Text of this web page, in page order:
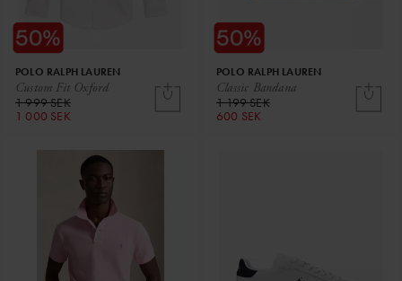
Custom Fit Oxford
POLO RALPH LAUREN
1 999 SEK
1 000 SEK
Classic Bandana
POLO RALPH LAUREN
1 199 SEK
600 SEK